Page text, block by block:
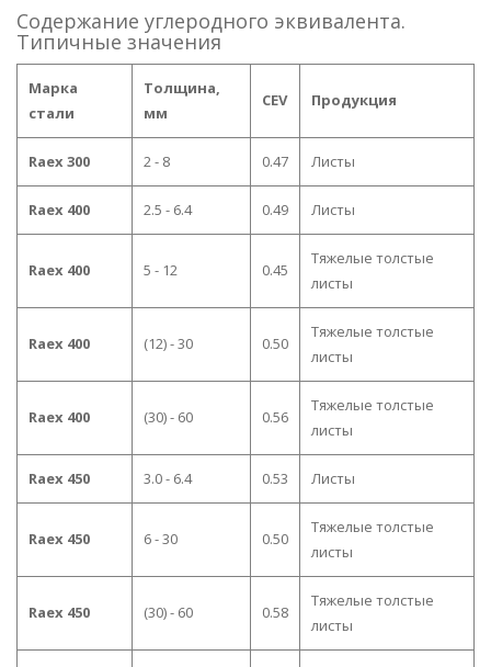
Содержание углеродного эквивалента.
Типичные значения
Марка
стали
Толщина,
мм
CEV Продукция
Raex 300 2 - 8 0.47 Листы
Raex 400 2.5 - 6.4 0.49 Листы
Raex 400 5 - 12 0.45
Тяжелые толстые
листы
Raex 400 (12) - 30 0.50
Тяжелые толстые
листы
Raex 400 (30) - 60 0.56
Тяжелые толстые
листы
Raex 450 3.0 - 6.4 0.53 Листы
Raex 450 6 - 30 0.50
Тяжелые толстые
листы
Raex 450 (30) - 60 0.58
Тяжелые толстые
листы